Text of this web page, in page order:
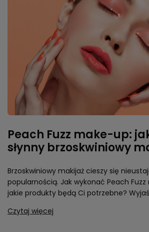
Peach Fuzz make-up:
słynny brzoskwiniowy
Brzoskwiniowy makijaż cieszy się
popularnością. Jak wykonać Peach
jakie produkty będą Ci potrzebne?
Czytaj więcej